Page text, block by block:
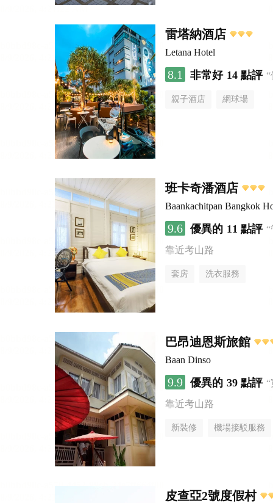
雷塔納酒店
Letana Hotel
8.1 非常好 14 點評
親子酒店 網球場
班卡奇潘酒店
Baankachitpan Bangkok
9.6 優異的 11 點評
靠近考山路
套房 洗衣服務
巴昂迪恩斯旅館
Baan Dinso
9.9 優異的 39 點評
靠近考山路
新裝修 機場接駁服務
皮查亞2號度假村